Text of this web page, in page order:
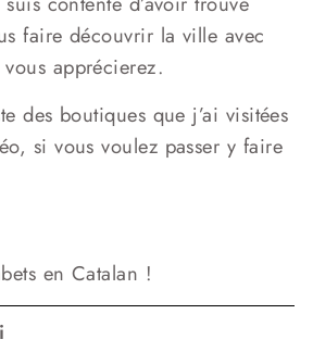
faire découvrir la ville avec
vous apprécierez.
des boutiques que j’ai visitées
si vous voulez passer y faire
en Catalan !